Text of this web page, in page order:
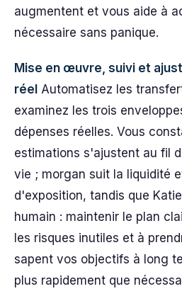
augmentent et vous aide à
nécessaire sans panique.
Mise en œuvre, suivi et
réel Automatisez les
examinez les trois
dépenses réelles. Vous
estimations s'ajustent au fil
vie ; morgan suit la liquidité
d'exposition, tandis que
humain : maintenir le plan
les risques inutiles et à
sapent vos objectifs à long
plus rapidement que